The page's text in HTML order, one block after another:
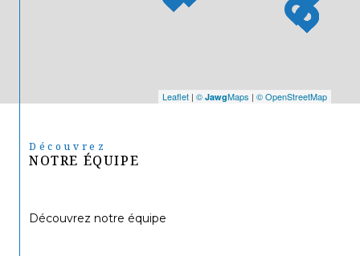
Leaflet | © JawgMaps | © OpenStreetMap
Découvrez
NOTRE ÉQUIPE
Découvrez notre équipe